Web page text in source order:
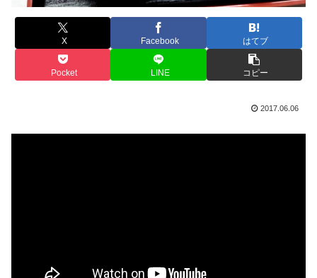
X Facebook はてブ
Pocket LINE コピー
2017.06.06